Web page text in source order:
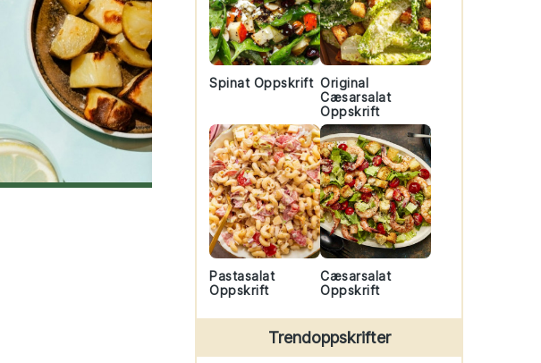
Spinat Oppskrift Original
Cæsarsalat
Oppskrift
Pastasalat
Oppskrift
Cæsarsalat
Oppskrift
Trendoppskrifter